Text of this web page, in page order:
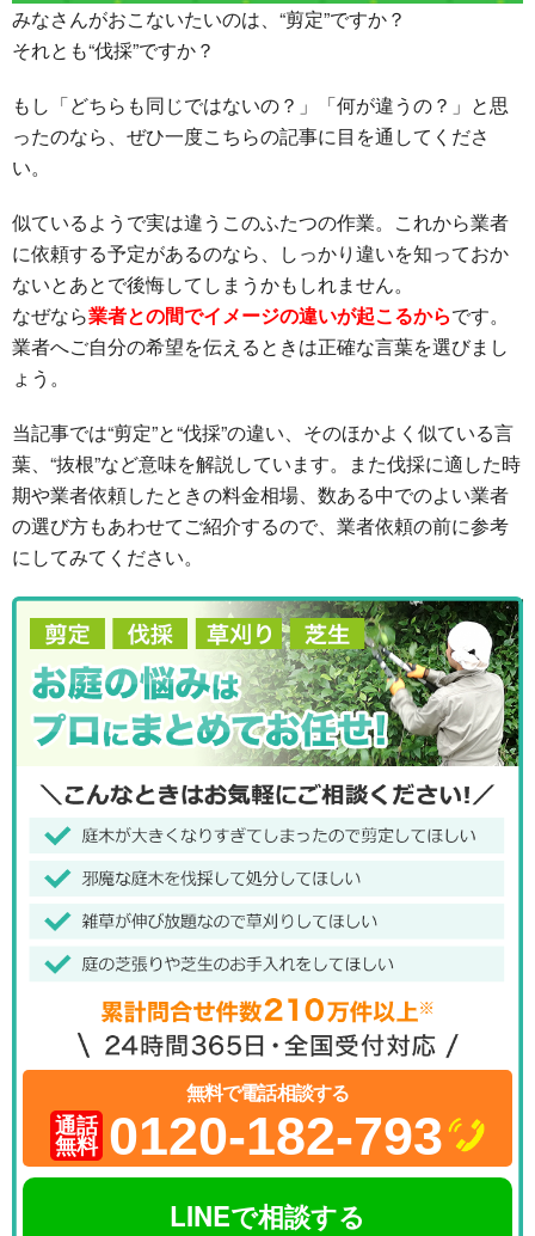
みなさんがおこないたいのは、 “剪定”ですか？
それとも“伐採”ですか？
もし 「どちらも同じではないの？」「何が違うの？」 と思
ったのなら、ぜひ一度こちらの記事に目を通してくださ
い。
似ているようで実は違うこのふたつの作業。これから業者
に依頼する予定があるのなら、しっかり違いを知っておか
ないとあとで後悔してしまうかもしれません。
なぜなら業者との間でイメージの違いが起こるからです。
業者へご自分の希望を伝えるときは正確な言葉を選びまし
ょう。
当記事では“剪定”と“伐採”の違い、そのほかよく似ている言
葉、“抜根”など意味を解説しています。また伐採に適した時
期や業者依頼したときの料金相場、数ある中でのよい業者
の選び方もあわせてご紹介するので、業者依頼の前に参考
にしてみてください。
無料で電話相談する
通話
無料 0120-182-793
LINEで相談する